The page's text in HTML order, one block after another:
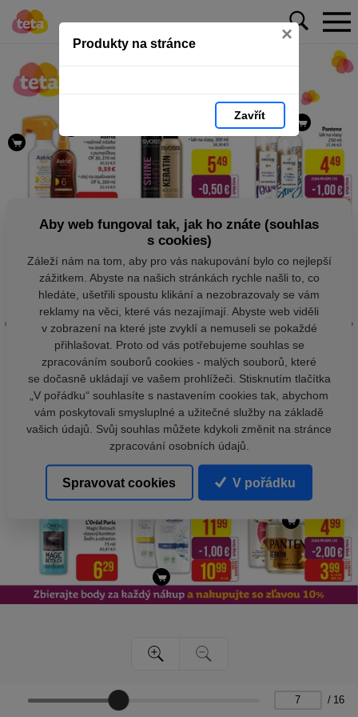
Produkty na stránce ×
Zavřít
/ 16
Aby web fungoval tak, jak ho znáte (souhlas
s cookies)
Záleží nám na tom, aby pro vás nakupování bylo co nejlepší
zážitkem. Abyste na našich stránkách rychle našli to, co
hledáte, ušetřili spoustu klikání a nezobrazovaly se vám
reklamy na věci, které vás nezajímají. Abyste web viděli
v zobrazení na které jste zvyklí a nemuseli se pokaždé
přihlašovat. Proto od vás potřebujeme souhlas se
zpracováním souborů cookies - malých souborů, které
se dočasně ukládají ve vašem prohlížeči. Stisknutím tlačítka
„V pořádku“ souhlasíte s nastavením cookies tak, abychom
vám poskytovali smysluplné a užitečné služby na základě
vašich údajů. Svůj souhlas můžete kdykoli změnit na stránce
zpracování osobních údajů.
Spravovat cookies V pořádku